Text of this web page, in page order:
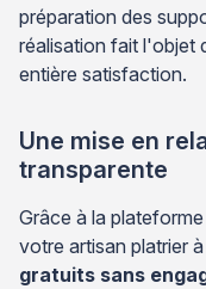
préparation des
réalisation fait l'objet
entière satisfaction.
Une mise en
transparente
Grâce à la
votre artisan platrier
gratuits sans